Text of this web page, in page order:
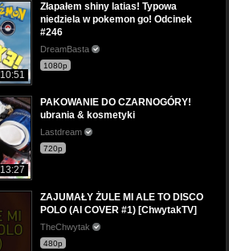
10:51
Złapałem shiny latias! Typowa
niedziela w pokemon go! Odcinek
#246
DreamBasta
1080p
13:27
PAKOWANIE DO CZARNOGÓRY!
ubrania & kosmetyki
Lastdream
720p
ZAJUMAŁY ŻULE MI ALE TO DISCO
POLO (AI COVER #1) [ChwytakTV]
TheChwytak
480p